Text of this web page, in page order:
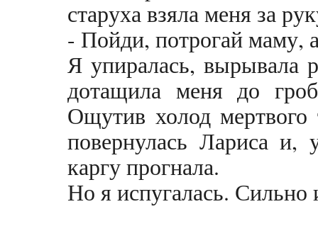
старуха взяла меня за
- Пойди, потрогай маму,
Я упиралась, вырывала
дотащила меня до
Ощутив холод
повернулась Лариса и,
каргу прогнала.
Но я испугалась. Сильно